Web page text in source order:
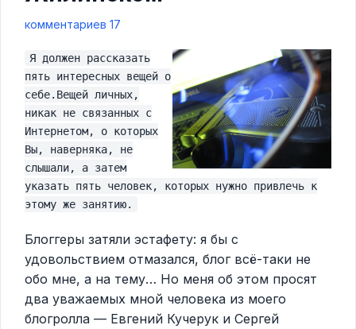
комментариев 17
Я должен рассказать
пять интересных вещей о
себе.Вещей личных,
никак не связанных с
Интернетом, о которых
Вы, наверняка, не
слышали, а затем
указать пять человек, которых нужно привлечь к
этому же занятию.
Блоггеры затяли эстафету: я бы с
удовольствием отмазался, блог всё-таки не
обо мне, а на тему… Но меня об этом просят
два уважаемых мной человека из моего
блогролла — Евгений Кучерук и Сергей